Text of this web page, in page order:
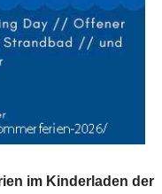
im Kinderladen der